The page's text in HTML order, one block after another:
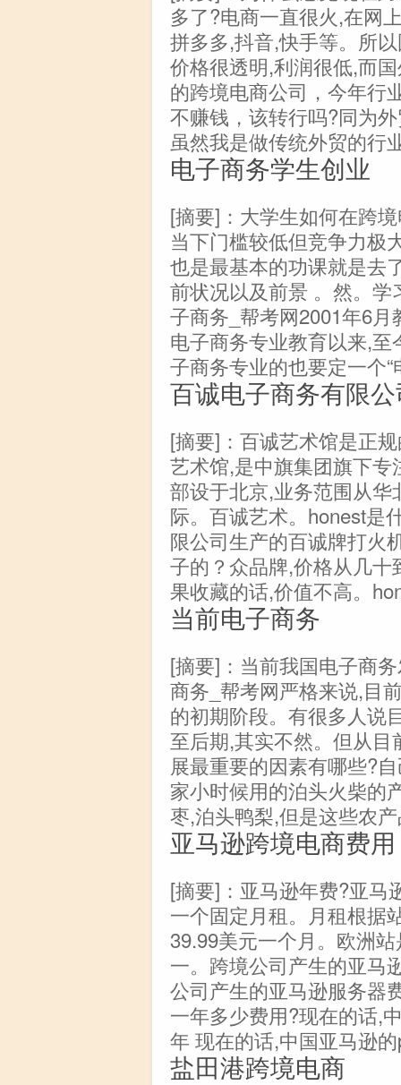
多了?电商一直很火,在网
拼多多,抖音,快手等。所
价格很透明,利润很低,而
的跨境电商公司，今年行
不赚钱，该转行吗?同为
虽然我是做传统外贸的行
电子商务学生创业
[摘要]：大学生如何在跨
当下门槛较低但竞争力极
也是最基本的功课就是去
前状况以及前景 。然。
子商务_帮考网2001年6
电子商务专业教育以来,
子商务专业的也要定一个
百诚电子商务有限
[摘要]：百诚艺术馆是正
艺术馆,是中旗集团旗下
部设于北京,业务范围从
际。百诚艺术。honest是
限公司生产的百诚牌打火
子的？众品牌,价格从几
果收藏的话,价值不高。
当前电子商务
[摘要]：当前我国电子商
商务_帮考网严格来说,目
的初期阶段。有很多人说
至后期,其实不然。但从
展最重要的因素有哪些?
家小时候用的泊头火柴的
枣,泊头鸭梨,但是这些农
亚马逊跨境电商费用
[摘要]：亚马逊年费?亚马
一个固定月租。月租根据
39.99美元一个月。欧洲
一。跨境公司产生的亚马
公司产生的亚马逊服务器
一年多少费用?现在的话,
年 现在的话,中国亚马逊
盐田港跨境电商